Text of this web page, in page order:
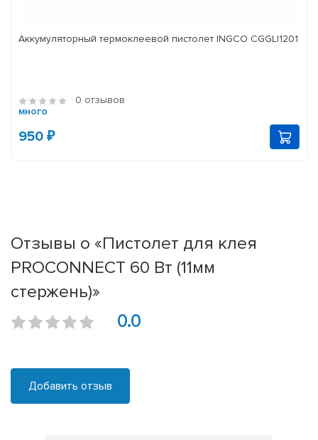
Аккумуляторный термоклеевой пистолет INGCO CGGLI1201
0 отзывов
много
950 ₽
Отзывы о «Пистолет для клея
PROCONNECT 60 Вт (11мм
стержень)»
0.0
Добавить отзыв